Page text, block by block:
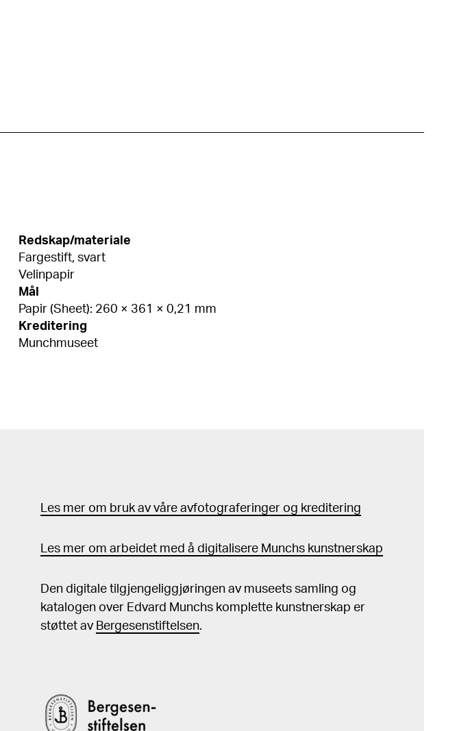
Redskap/materiale
Fargestift, svart
Velinpapir
Mål
Papir (Sheet): 260 × 361 × 0,21 mm
Kreditering
Munchmuseet
Les mer om bruk av våre avfotograferinger og kreditering
Les mer om arbeidet med å digitalisere Munchs kunstnerskap
Den digitale tilgjengeliggjøringen av museets samling og
katalogen over Edvard Munchs komplette kunstnerskap er
støttet av Bergesenstiftelsen.